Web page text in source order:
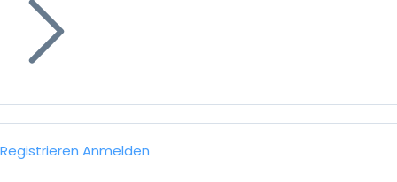
Registrieren Anmelden